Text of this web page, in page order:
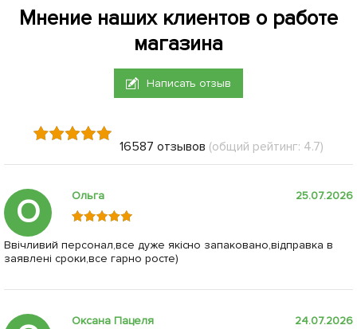
Мнение наших клиентов о работе
магазина
Написать отзыв
16587 отзывов (общий рейтинг: 4.7)
О Ольга 25.07.2026
Ввічливий персонал,все дуже якісно запаковано,відправка в
заявлені сроки,все гарно росте)
Оксана Пацеля 24.07.2026